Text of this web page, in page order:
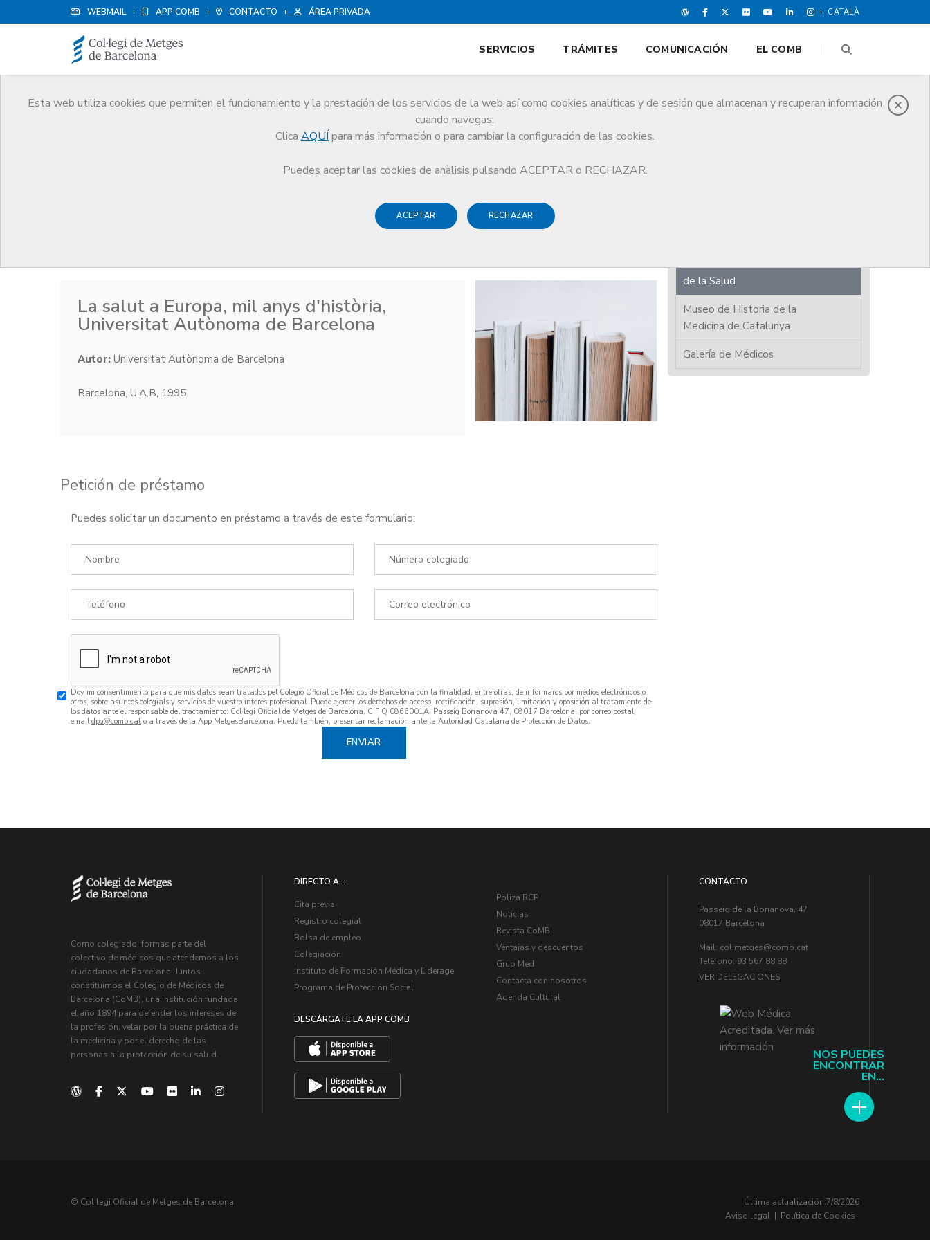
WEBMAIL APP COMB CONTACTO ÁREA PRIVADA CATALÀ
Esta web utiliza cookies que permiten el funcionamiento y la prestación de los servicios de la web así como cookies analíticas y de sesión que almacenan y recuperan información
cuando navegas.
Clica AQUÍ para más información o para cambiar la configuración de las cookies.
Puedes aceptar las cookies de anàlisis pulsando ACEPTAR o RECHAZAR.
ACEPTAR RECHAZAR
SERVICIOS TRÁMITES COMUNICACIÓN EL COMB
Archivo Histórico de las Ciencias de la Salud
La salut a Europa, mil anys d'història,
Universitat Autònoma de Barcelona
Autor: Universitat Autònoma de Barcelona
Barcelona, U.A.B, 1995
Petición de préstamo
Puedes solicitar un documento en préstamo a través de este formulario:
Doy mi consentimiento para que mis datos sean tratados pel Colegio Oficial de Médicos de Barcelona con la finalidad, entre otras, de informaros por médios electrónicos o
otros, sobre asuntos colegials y servicios de vuestro interes profesional. Puedo ejercer los derechos de acceso, rectificación, supresión, limitación y oposición al tratamiento de
los datos ante el responsable del tractamiento: Col·legi Oficial de Metges de Barcelona, CIF Q 0866001A, Passeig Bonanova 47, 08017 Barcelona, por correo postal,
emaildpo o a través de la App MetgesBarcelona. Puedo también, presentar reclamación ante la Autoridad Catalana de Protección de Datos.
Archivo histórico de las Ciencias
de la Salud
Museo de Historia de la
Medicina de Catalunya
Galería de Médicos
NOS PUEDES
ENCONTRAR
EN...
Como colegiado, formas parte del
colectivo de médicos que atendemos a los
ciudadanos de Barcelona. Juntos
constituimos el Colegio de Médicos de
Barcelona (CoMB), una institución fundada
el año 1894 para defender los intereses de
la profesión, velar por la buena práctica de
la medicina y por el derecho de las
personas a la protección de su salud.
DIRECTO A...
Cita previa
Registro colegial
Bolsa de empleo
Colegiación
Instituto de Formación Médica y Liderage
Programa de Protección Social
DESCÁRGATE LA APP COMB
Poliza RCP
Noticias
Revista CoMB
Ventajas y descuentos
Grup Med
Contacta con nosotros
Agenda Cultural
CONTACTO
Passeig de la Bonanova, 47
08017 Barcelona
Mail: col.metges
Telèfono: 93 567 88 88
VER DELEGACIONES
© Col·legi Oficial de Metges de Barcelona Última actualización:7/8/2026
Aviso legal | Política de Cookies